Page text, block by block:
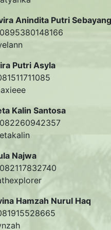
Anindita Putri Sebayang
Putri Asyla
Kalin Santosa
Najwa
Hamzah Nurul Haq